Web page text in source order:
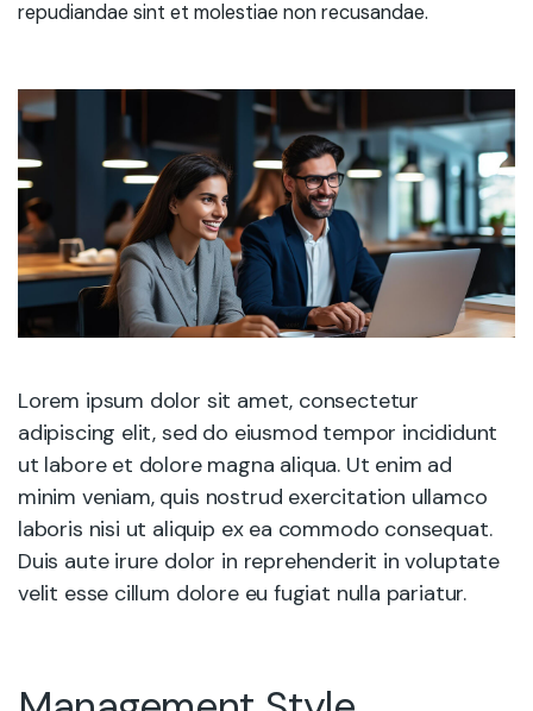
repudiandae sint et molestiae non recusandae.
Lorem ipsum dolor sit amet, consectetur
adipiscing elit, sed do eiusmod tempor incididunt
ut labore et dolore magna aliqua. Ut enim ad
minim veniam, quis nostrud exercitation ullamco
laboris nisi ut aliquip ex ea commodo consequat.
Duis aute irure dolor in reprehenderit in voluptate
velit esse cillum dolore eu fugiat nulla pariatur.